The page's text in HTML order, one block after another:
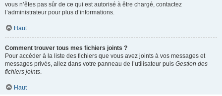
vous n’êtes pas sûr de ce qui est autorisé à être chargé, contactez
l’administrateur pour plus d’informations.
Haut
Comment trouver tous mes fichiers joints ?
Pour accéder à la liste des fichiers que vous avez joints à vos messages et
messages privés, allez dans votre panneau de l’utilisateur puis Gestion des
fichiers joints.
Haut